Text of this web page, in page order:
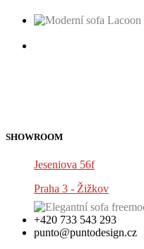
SHOWROOM
Jeseniova 56f
Praha 3 - Žižkov
+420 733 543 293
punto@puntodesign.cz